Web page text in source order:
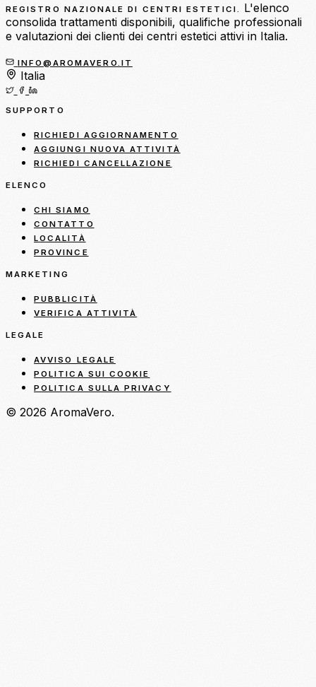
REGISTRO NAZIONALE DI CENTRI ESTETICI.
L'elenco
consolida trattamenti disponibili, qualifiche professionali
e valutazioni dei clienti dei centri estetici attivi in Italia.
INFO@AROMAVERO.IT
Italia
SUPPORTO
RICHIEDI AGGIORNAMENTO
AGGIUNGI NUOVA ATTIVITÀ
RICHIEDI CANCELLAZIONE
ELENCO
CHI SIAMO
CONTATTO
LOCALITÀ
PROVINCE
MARKETING
PUBBLICITÀ
VERIFICA ATTIVITÀ
LEGALE
AVVISO LEGALE
POLITICA SUI COOKIE
POLITICA SULLA PRIVACY
© 2026 AromaVero.